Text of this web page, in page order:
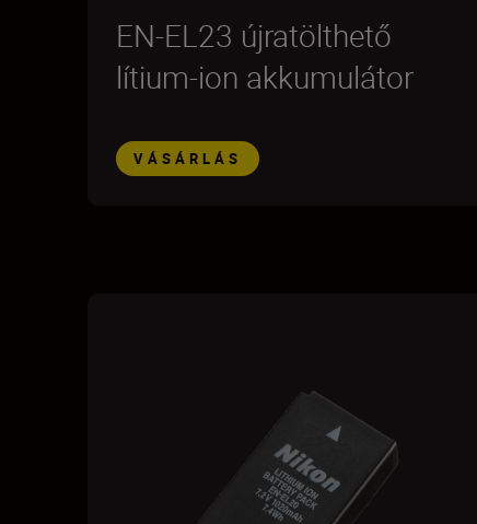
EN-EL23 újratölthető
lítium-ion akkumulátor
VÁSÁRLÁS